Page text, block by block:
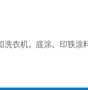
洗衣机、底涂、印铁涂